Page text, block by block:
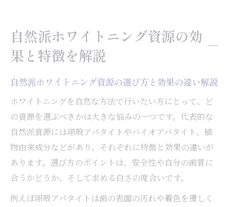
自然由来ホワイトニング資源が与える歯の
美白効果
源の魅力
卵殻アパタイトで叶える優しいホワイトニング
法
卵殻アパタイトが注目されるホワイトニン
グ効果の理由
優しいホワイトニングには卵殻アパタイト
が最適な理由
卵殻アパタイト配合ホワイトニングの実感
自然派ホワイトニング資源の効
果と特徴を解説
自然派ホワイトニング資源の選び方と効果の違い解説
ホワイトニングを自然な方法で行いたい方にとって、ど
の資源を選ぶべきかは大きな悩みの一つです。代表的な
自然派資源には卵殻アパタイトやバイオアパタイト、植
物由来成分などがあり、それぞれに特徴と効果の違いが
あります。選び方のポイントは、安全性や自分の歯質に
合うかどうか、そして求める白さの度合いです。
例えば卵殻アパタイトは歯の表面の汚れや着色を優しく